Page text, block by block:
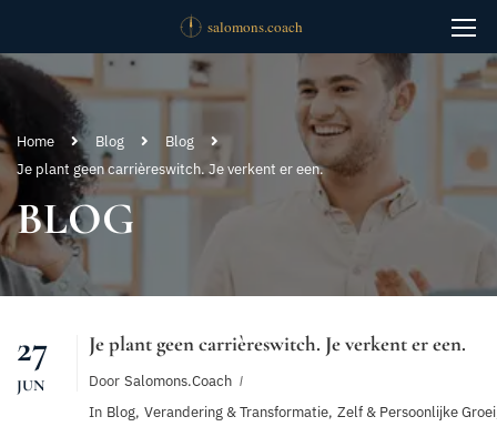
Home Blog
Blog
Je plant geen carrièreswitch. Je verkent er een.
BLOG
27
JUN
Je plant geen carrièreswitch. Je verkent er een.
Door Salomons.coach
In Blog, Verandering & Transformatie, Zelf & Persoonlijke Groei